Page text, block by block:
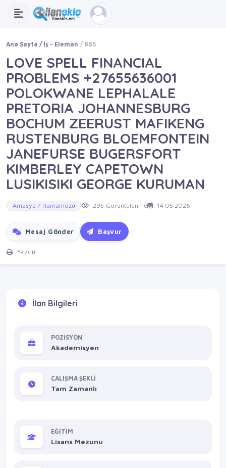
Ana Sayfa İş - Eleman 865
LOVE SPELL FINANCIAL
PROBLEMS +27655636001
POLOKWANE LEPHALALE
PRETORIA JOHANNESBURG
BOCHUM ZEERUST MAFIKENG
RUSTENBURG BLOEMFONTEIN
JANEFURSE BUGERSFORT
KIMBERLEY CAPETOWN
LUSIKISIKI GEORGE KURUMAN
Amasya / Hamamözü 295 Görüntülenme 14.05.2026
Mesaj Gönder Başvur
Yazdır
İlan Bilgileri
POZİSYON
Akademisyen
ÇALIŞMA ŞEKLİ
Tam Zamanlı
EĞİTİM
Lisans Mezunu